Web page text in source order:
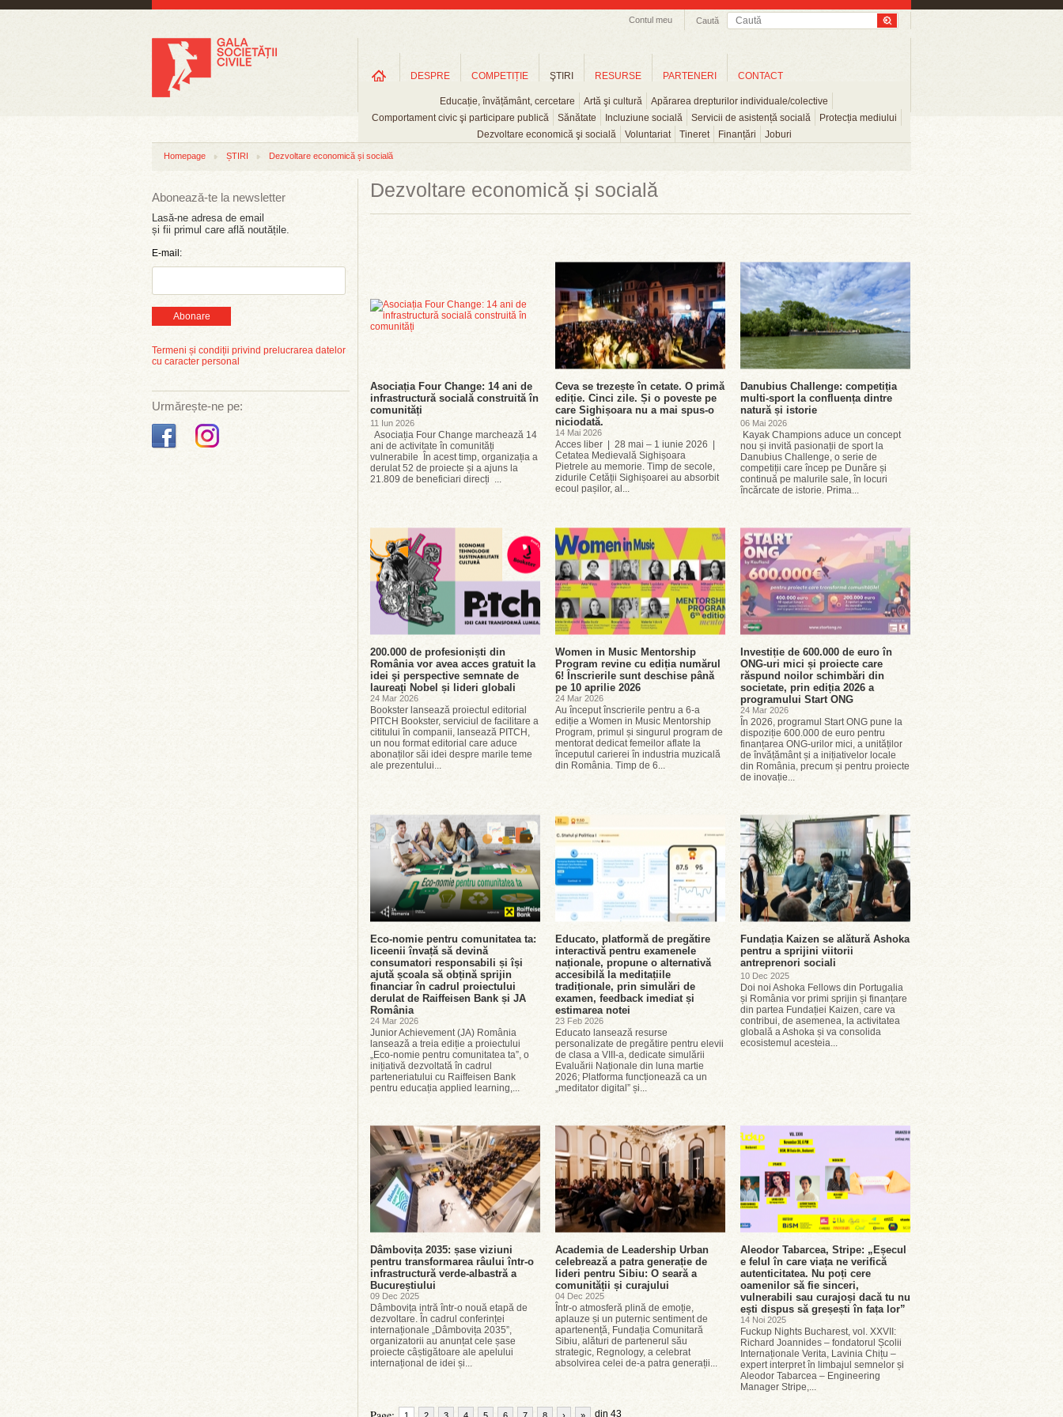
Caută
Contul meu
DESPRE COMPETIȚIE ŞTIRI
Educație, învățământ, cercetare Artă şi cultură
Apărarea drepturilor individuale/colective
Comportament civic şi participare publică
Sănătate Incluziune socială Servicii de asistență socială
Protecția mediului
Dezvoltare economică şi socială
Voluntariat Tineret Finanțări Joburi
RESURSE PARTENERI CONTACT
Homepage ȘTIRI Dezvoltare economică și socială
Abonează-te la newsletter
Lasă-ne adresa de email
și fii primul care află noutățile.
E-mail:
Abonare
Termeni și condiții privind prelucrarea datelor
cu caracter personal
Urmărește-ne pe:
Dezvoltare economică și socială
Asociația Four Change: 14 ani de
infrastructură socială construită în
comunități
11 Iun 2026
Asociația Four Change marchează 14
ani de activitate în comunități
vulnerabile În acest timp, organizația a
derulat 52 de proiecte și a ajuns la
21.809 de beneficiari direcți ...
Ceva se trezește în cetate. O primă
ediție. Cinci zile. Și o poveste pe
care Sighișoara nu a mai spus-o
niciodată.
14 Mai 2026
Acces liber | 28 mai – 1 iunie 2026 |
Cetatea Medievală Sighișoara
Pietrele au memorie. Timp de secole,
zidurile Cetății Sighișoarei au absorbit
ecoul pașilor, al...
Danubius Challenge: competiția
multi-sport la confluența dintre
natură și istorie
06 Mai 2026
Kayak Champions aduce un concept
nou și invită pasionații de sport la
Danubius Challenge, o serie de
competiții care încep pe Dunăre și
continuă pe malurile sale, în locuri
încărcate de istorie. Prima...
200.000 de profesioniști din
România vor avea acces gratuit la
idei şi perspective semnate de
laureați Nobel și lideri globali
24 Mar 2026
Bookster lansează proiectul editorial
PITCH Bookster, serviciul de facilitare a
cititului în companii, lansează PITCH,
un nou format editorial care aduce
abonaților săi idei despre marile teme
ale prezentului...
Women in Music Mentorship
Program revine cu ediția numărul
6! Înscrierile sunt deschise până
pe 10 aprilie 2026
24 Mar 2026
Au început înscrierile pentru a 6-a
ediție a Women in Music Mentorship
Program, primul și singurul program de
mentorat dedicat femeilor aflate la
începutul carierei în industria muzicală
din România. Timp de 6...
Investiție de 600.000 de euro în
ONG-uri mici și proiecte care
răspund noilor schimbări din
societate, prin ediția 2026 a
programului Start ONG
24 Mar 2026
În 2026, programul Start ONG pune la
dispoziție 600.000 de euro pentru
finanțarea ONG-urilor mici, a unităților
de învățământ și a inițiativelor locale
din România, precum și pentru proiecte
de inovație...
Eco-nomie pentru comunitatea ta:
liceenii învață să devină
consumatori responsabili și își
ajută școala să obțină sprijin
financiar în cadrul proiectului
derulat de Raiffeisen Bank și JA
România
24 Mar 2026
Junior Achievement (JA) România
lansează a treia ediție a proiectului
„Eco-nomie pentru comunitatea ta”, o
inițiativă dezvoltată în cadrul
parteneriatului cu Raiffeisen Bank
pentru educația applied learning,...
Educato, platformă de pregătire
interactivă pentru examenele
naționale, propune o alternativă
accesibilă la meditațiile
tradiționale, prin simulări de
examen, feedback imediat și
estimarea notei
23 Feb 2026
Educato lansează resurse
personalizate de pregătire pentru elevii
de clasa a VIII-a, dedicate simulării
Evaluării Naționale din luna martie
2026; Platforma funcționează ca un
„meditator digital” și...
Fundația Kaizen se alătură Ashoka
pentru a sprijini viitorii
antreprenori sociali
10 Dec 2025
Doi noi Ashoka Fellows din Portugalia
și România vor primi sprijin și finanțare
din partea Fundației Kaizen, care va
contribui, de asemenea, la activitatea
globală a Ashoka și va consolida
ecosistemul acesteia...
Dâmbovița 2035: șase viziuni
pentru transformarea râului într-o
infrastructură verde-albastră a
Bucureștiului
09 Dec 2025
Dâmbovița intră într-o nouă etapă de
dezvoltare. În cadrul conferinței
internaționale „Dâmbovița 2035”,
organizatorii au anunțat cele șase
proiecte câștigătoare ale apelului
internațional de idei și...
Academia de Leadership Urban
celebrează a patra generație de
lideri pentru Sibiu: O seară a
comunității și curajului
04 Dec 2025
Într-o atmosferă plină de emoție,
aplauze și un puternic sentiment de
apartenență, Fundația Comunitară
Sibiu, alături de partenerul său
strategic, Regnology, a celebrat
absolvirea celei de-a patra generații...
Aleodor Tabarcea, Stripe: „Eșecul
e felul în care viața ne verifică
autenticitatea. Nu poți cere
oamenilor să fie sinceri,
vulnerabili sau curajoși dacă tu nu
ești dispus să greșești în fața lor”
14 Noi 2025
Fuckup Nights Bucharest, vol. XXVII:
Richard Joannides – fondatorul Școlii
Internaționale Verita, Lavinia Chițu –
expert interpret în limbajul semnelor și
Aleodor Tabarcea – Engineering
Manager Stripe,...
din 43